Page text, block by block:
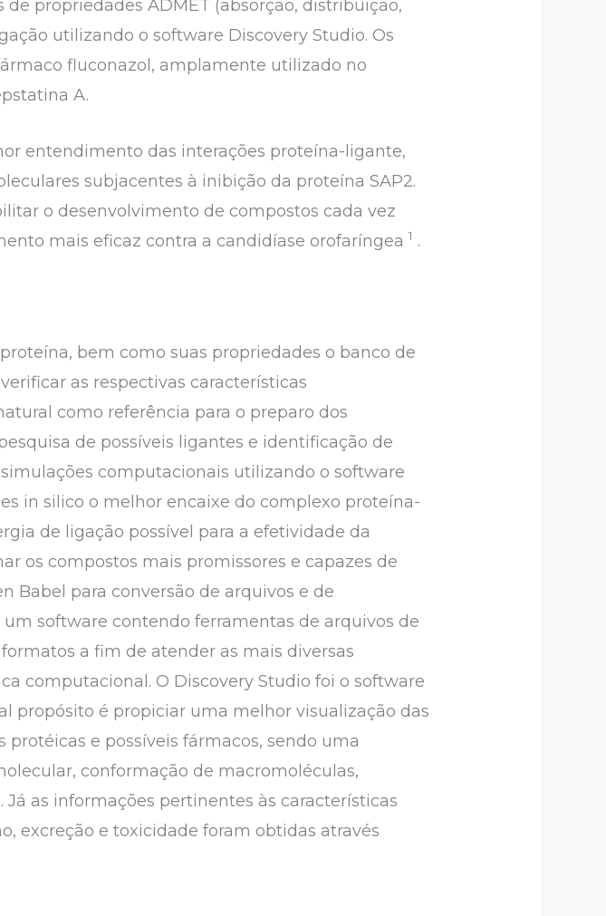
propriedades ADMET (absorção, distribuição,
utilizando o software Discovery Studio. Os
fluconazol, amplamente utilizado no
A.
entendimento das interações proteína-ligante,
subjacentes à inibição da proteína SAP2.
o desenvolvimento de compostos cada vez
mais eficaz contra a candidíase orofaríngea 1 .
bem como suas propriedades o banco de
as respectivas características
como referência para o preparo dos
de possíveis ligantes e identificação de
computacionais utilizando o software
in silico o melhor encaixe do complexo proteína-
de ligação possível para a efetividade da
os compostos mais promissores e capazes de
Babel para conversão de arquivos e de
software contendo ferramentas de arquivos de
a fim de atender as mais diversas
computacional. O Discovery Studio foi o software
propósito é propiciar uma melhor visualização das
e possíveis fármacos, sendo uma
conformação de macromoléculas,
as informações pertinentes às características
excreção e toxicidade foram obtidas através